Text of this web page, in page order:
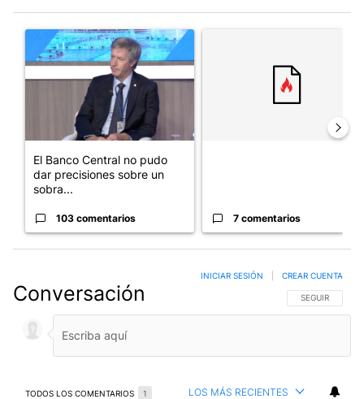
Un artículo de tendencia con el título "El Banco Central no
El Banco Central no pudo
dar precisiones sobre un
sobra...
103 comentarios 7 comentarios
Conversación SIGA ESTA
SEGUIR
INICIAR SESIÓN CREAR CUENTA
TODOS LOS COMENTARIOS 1 LOS MÁS RECIENTES